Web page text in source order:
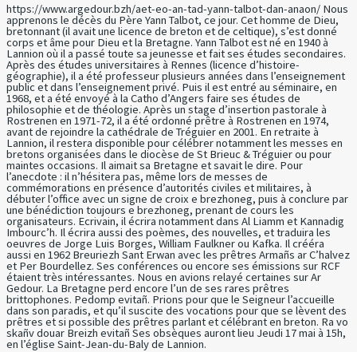
https://www.argedour.bzh/aet-eo-an-tad-yann-talbot-dan-anaon/ Nous
apprenons le décès du Père Yann Talbot, ce jour. Cet homme de Dieu,
bretonnant (il avait une licence de breton et de celtique), s’est donné
corps et âme pour Dieu et la Bretagne. Yann Talbot est né en 1940 à
Lannion où il a passé toute sa jeunesse et fait ses études secondaires.
Après des études universitaires à Rennes (licence d’histoire-
géographie), il a été professeur plusieurs années dans l’enseignement
public et dans l’enseignement privé. Puis il est entré au séminaire, en
1968, et a été envoyé à la Catho d’Angers faire ses études de
philosophie et de théologie. Après un stage d’insertion pastorale à
Rostrenen en 1971-72, il a été ordonné prêtre à Rostrenen en 1974,
avant de rejoindre la cathédrale de Tréguier en 2001. En retraite à
Lannion, il restera disponible pour célébrer notamment les messes en
bretons organisées dans le diocèse de St Brieuc & Tréguier ou pour
maintes occasions. Il aimait sa Bretagne et savait le dire. Pour
l’anecdote : il n’hésitera pas, même lors de messes de
commémorations en présence d’autorités civiles et militaires, à
débuter l’office avec un signe de croix e brezhoneg, puis à conclure par
une bénédiction toujours e brezhoneg, prenant de cours les
organisateurs. Ecrivain, il écrira notamment dans Al Liamm et Kannadig
Imbourc’h. Il écrira aussi des poèmes, des nouvelles, et traduira les
oeuvres de Jorge Luis Borges, William Faulkner ou Kafka. Il crééra
aussi en 1962 Breuriezh Sant Erwan avec les prêtres Armañs ar C’halvez
et Per Bourdellez. Ses conférences ou encore ses émissions sur RCF
étaient très intéressantes. Nous en avions relayé certaines sur Ar
Gedour. La Bretagne perd encore l’un de ses rares prêtres
brittophones. Pedomp evitañ. Prions pour que le Seigneur l’accueille
dans son paradis, et qu’il suscite des vocations pour que se lèvent des
prêtres et si possible des prêtres parlant et célébrant en breton. Ra vo
skañv douar Breizh evitañ Ses obsèques auront lieu Jeudi 17 mai à 15h,
en l’église Saint-Jean-du-Baly de Lannion.